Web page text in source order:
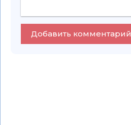
Добавить комментарий